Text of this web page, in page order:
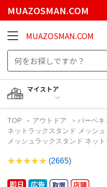
MUAZOSMAN.COM
MUAZOSMAN.COM
マイストア
TOP アウトドア バーベキ
ネットラックスタンド メッシ
メッシュラックスタンド ネッ
(2665)